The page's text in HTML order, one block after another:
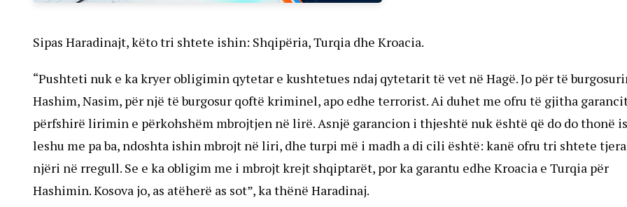
Sipas Haradinajt, këto tri shtete ishin: Shqipëria, Turqia dhe Kroacia.
“Pushteti nuk e ka kryer obligimin qytetar e kushtetues ndaj qytetarit të vet në Hagë. Jo për të
Hashim, Nasim, për një të burgosur qoftë kriminel, apo edhe terrorist. Ai duhet me ofru të gjitha
përfshirë lirimin e përkohshëm mbrojtjen në lirë. Asnjë garancion i thjeshtë nuk është që do do thonë
leshu me pa ba, ndoshta ishin mbrojt në liri, dhe turpi më i madh a di cili është: kanë ofru tri shtete
njëri në rregull. Se e ka obligim me i mbrojt krejt shqiptarët, por ka garantu edhe Kroacia e Turqia për
Hashimin. Kosova jo, as atëherë as sot”, ka thënë Haradinaj.